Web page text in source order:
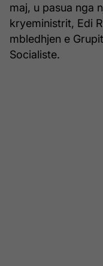
maj, u pasua nga
kryeministrit, Edi
mbledhjen e
Socialiste.